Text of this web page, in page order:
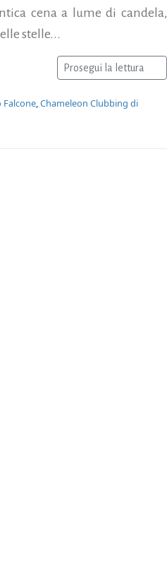
cena a lume di candela,
stelle...
Prosegui la lettura
Falcone,Chameleon Clubbing di